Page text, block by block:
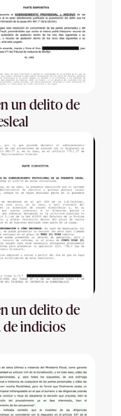
un delito de
un delito de
de indicios